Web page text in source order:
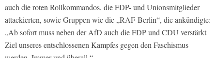
auch die roten Rollkommandos, die FDP- und Unionsmitglieder
attackierten, sowie Gruppen wie die „RAF-Berlin“, die ankündigte:
„Ab sofort muss neben der AfD auch die FDP und CDU verstärkt
Ziel unseres entschlossenen Kampfes gegen den Faschismus